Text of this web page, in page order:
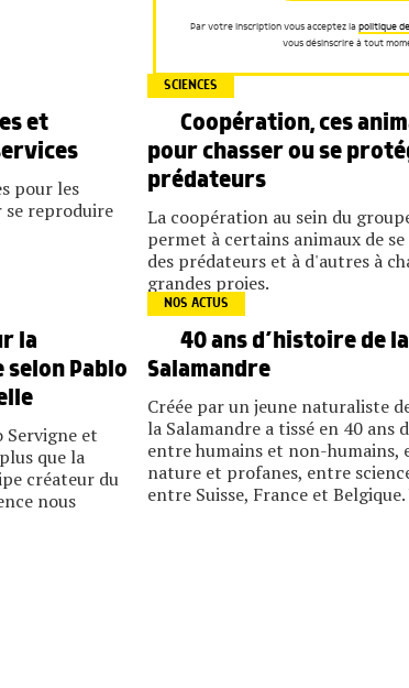
Par votre inscription vous acceptez la politique
vous désinscrire à tout
et
pour les
se reproduire
SCIENCES
Coopération, ces
pour chasser ou se
prédateurs
La coopération au sein du
permet à certains animaux de
des prédateurs et à d'autres à
grandes proies.
la
Pablo
Servigne et
que la
créateur du
nous
NOS ACTUS
40 ans d’histoire de
Salamandre
Créée par un jeune naturaliste
la Salamandre a tissé en 40 ans
entre humains et non-humains,
nature et profanes, entre
entre Suisse, France et